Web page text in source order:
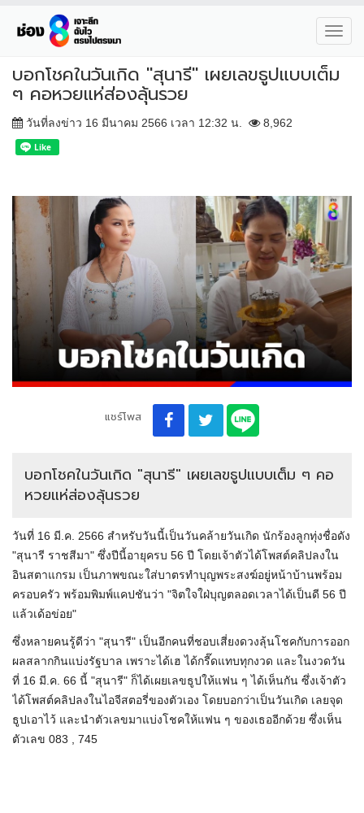
บอกโชคในวันเกิด "สุนารี" เผยเลขธูปแบบเต็ม
ๆ คอหวยแห่ส่องลุ้นรวย
วันที่ลงข่าว 16 มีนาคม 2566 เวลา 12:32 น. 8,962
แชร์โพส
บอกโชคในวันเกิด "สุนารี" เผยเลขธูปแบบเต็ม ๆ คอ
หวยแห่ส่องลุ้นรวย
วันที่ 16 มี.ค. 2566 สำหรับวันนี้เป็นวันคล้ายวันเกิด นักร้องลูกทุ่งชื่อดัง
"สุนารี ราชสีมา" ซึ่งปีนี้อายุครบ 56 ปี โดยเจ้าตัวได้โพสต์คลิปลงใน
อินสตาแกรม เป็นภาพขณะใส่บาตรทำบุญพระสงฆ์อยู่หน้าบ้านพร้อม
ครอบครัว พร้อมพิมพ์แคปชันว่า "จิตใจใฝ่บุญตลอดเวลาได้เป็นดี 56 ปี
แล้วเด้อข่อย"
ซึ่งหลายคนรู้ดีว่า "สุนารี" เป็นอีกคนที่ชอบเสี่ยงดวงลุ้นโชคกับการออก
ผลสลากกินแบ่งรัฐบาล เพราะได้เฮ ได้กรี๊ดแทบทุกงวด และในงวดวัน
ที่ 16 มี.ค. 66 นี้ "สุนารี" ก็ได้เผยเลขธูปให้แฟน ๆ ได้เห็นกัน ซึ่งเจ้าตัว
ได้โพสต์คลิปลงในไอจีสตอรี่ของตัวเอง โดยบอกว่าเป็นวันเกิด เลยจุด
ธูปเอาไว้ และนำตัวเลขมาแบ่งโชคให้แฟน ๆ ของเธออีกด้วย ซึ่งเห็น
ตัวเลข 083 , 745